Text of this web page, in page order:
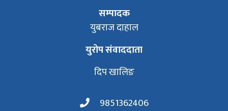
सम्पादक
युबराज दाहाल
युरोप संवाददाता
दिप खालिङ
9851362406